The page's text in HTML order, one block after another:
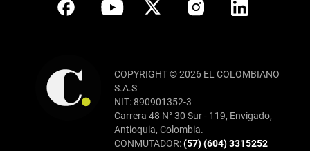
COPYRIGHT © 2026 EL COLOMBIANO
S.A.S
NIT: 890901352-3
Carrera 48 N° 30 Sur - 119, Envigado,
Antioquia, Colombia.
CONMUTADOR:(57) (604) 3315252